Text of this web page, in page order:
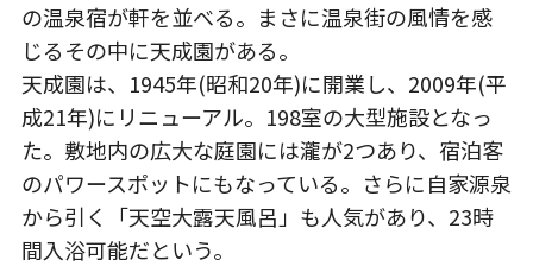
の温泉宿が軒を並べる。まさに温泉街の風情を感
じるその中に天成園がある。
天成園は、1945年(昭和20年)に開業し、2009年(平
成21年)にリニューアル。198室の大型施設となっ
た。敷地内の広大な庭園には瀧が2つあり、宿泊客
のパワースポットにもなっている。さらに自家源泉
から引く「天空大露天風呂」も人気があり、23時
間入浴可能だという。